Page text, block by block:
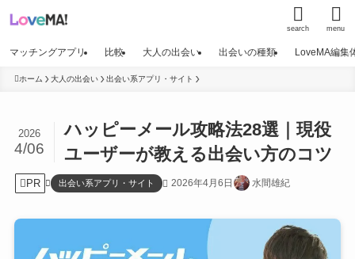
search menu
マッチングアプリ 比較 大人の出会い 出会いの種類 LoveMA編集
ホーム 大人の出会い 出会い系アプリ・サイト
ハッピーメール攻略法28選｜現役
ユーザーが教える出会い方のコツ
2026
4/06
PR 出会い系アプリ・サイト 2026年4月6日 水間雄紀